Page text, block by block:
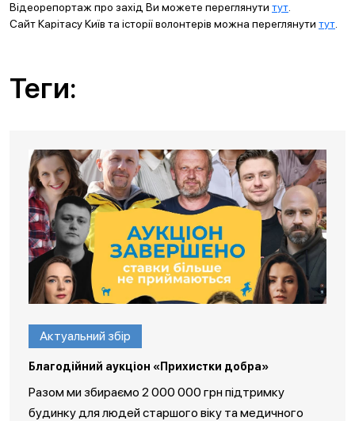
Відеорепортаж про захід Ви можете переглянути тут
Сайт Карітасу Київ та історії волонтерів можна переглянути тут
Теги:
Актуальний збір
Благодійний аукціон «Прихистки добра»
Разом ми збираємо 2 000 000 грн підтримку
будинку для людей старшого віку та медичного